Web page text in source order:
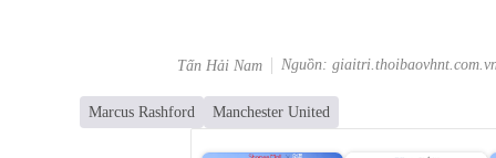
Tấn Hải Nam Nguồn:
Marcus Rashford Manchester United